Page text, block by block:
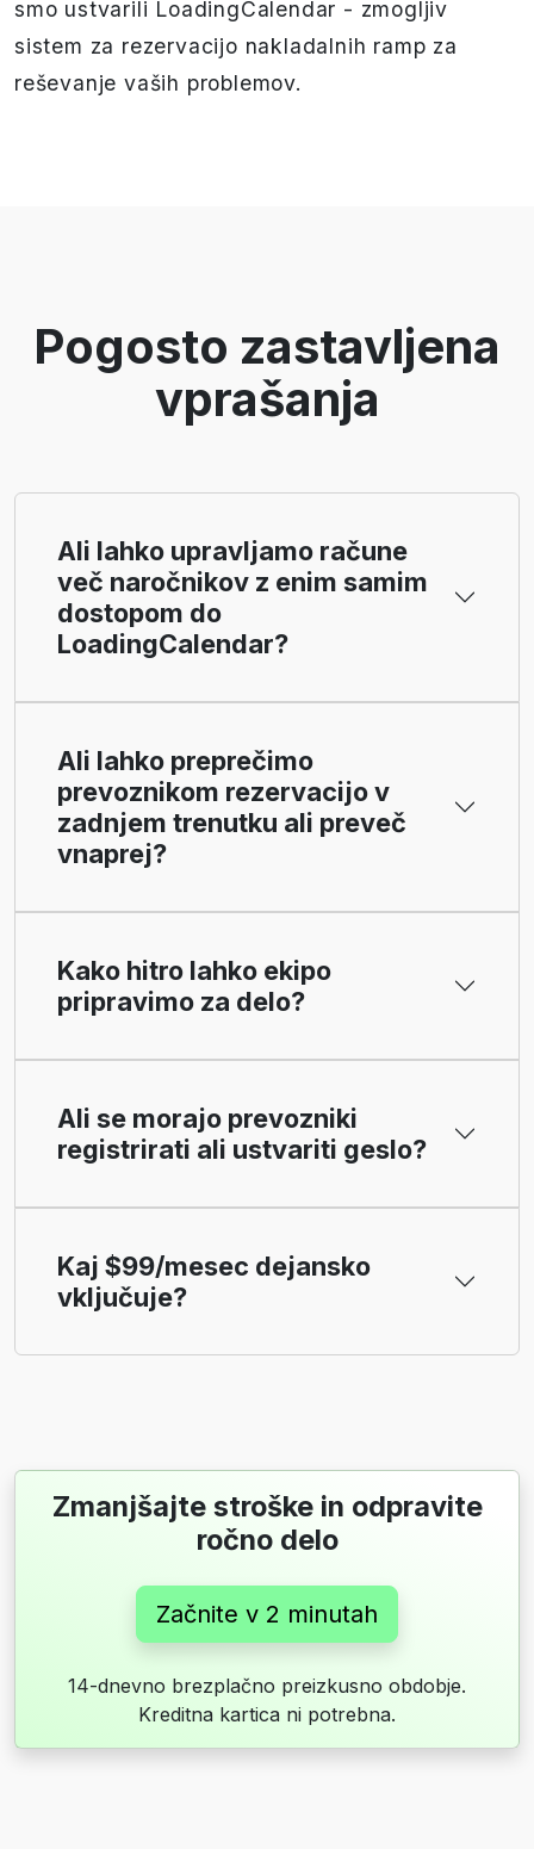
smo ustvarili LoadingCalendar - zmogljiv
sistem za rezervacijo nakladalnih ramp za
reševanje vaših problemov.
Pogosto zastavljena
vprašanja
Ali lahko upravljamo račune
več naročnikov z enim samim
dostopom do
LoadingCalendar?
Ali lahko preprečimo
prevoznikom rezervacijo v
zadnjem trenutku ali preveč
vnaprej?
Kako hitro lahko ekipo
pripravimo za delo?
Ali se morajo prevozniki
registrirati ali ustvariti geslo?
Kaj $99/mesec dejansko
vključuje?
Zmanjšajte stroške in odpravite
ročno delo
Začnite v 2 minutah
14-dnevno brezplačno preizkusno obdobje.
Kreditna kartica ni potrebna.